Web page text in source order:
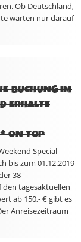
Ob Deutschland,
warten nur darauf
BUCHUNG IM
ERHALTE
ON TOP
Special
bis zum 01.12.2019
38
tagesaktuellen
ab 150,- € gibt es
Anreisezeitraum